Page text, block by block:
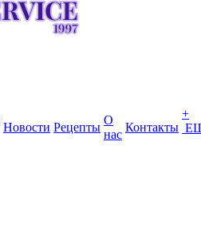
Новости Рецепты
О
нас
Контакты
+